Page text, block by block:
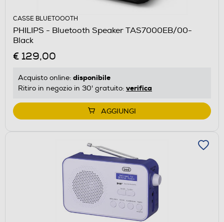
CASSE BLUETOOOTH
PHILIPS - Bluetooth Speaker TAS7000EB/00-
Black
€ 129,00
Acquisto online: disponibile
Ritiro in negozio in 30' gratuito: verifica
AGGIUNGI